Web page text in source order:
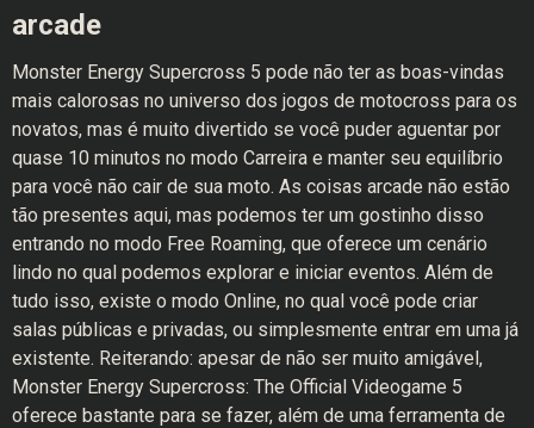
arcade
Monster Energy Supercross 5 pode não ter as boas-vindas
mais calorosas no universo dos jogos de motocross para os
novatos, mas é muito divertido se você puder aguentar por
quase 10 minutos no modo Carreira e manter seu equilíbrio
para você não cair de sua moto. As coisas arcade não estão
tão presentes aqui, mas podemos ter um gostinho disso
entrando no modo Free Roaming, que oferece um cenário
lindo no qual podemos explorar e iniciar eventos. Além de
tudo isso, existe o modo Online, no qual você pode criar
salas públicas e privadas, ou simplesmente entrar em uma já
existente. Reiterando: apesar de não ser muito amigável,
Monster Energy Supercross: The Official Videogame 5
oferece bastante para se fazer, além de uma ferramenta de